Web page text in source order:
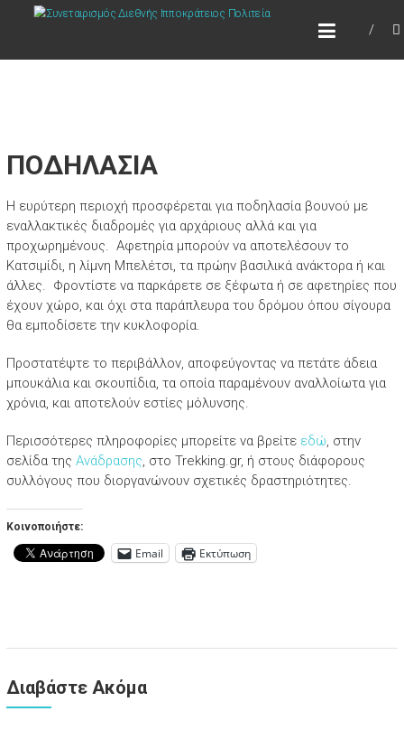
ΣΥΝΕΤΑΙΡΙΣΜΌΣ ΔΙΕΘΝΉΣ
ΠΟΔΗΛΑΣΙΑ
H ευρύτερη περιοχή προσφέρεται για ποδηλασία βουνού με
εναλλακτικές διαδρομές για αρχάριους αλλά και για
προχωρημένους. Αφετηρία μπορούν να αποτελέσουν το
Κατσιμίδι, η λίμνη Μπελέτσι, τα πρώην βασιλικά ανάκτορα ή και
άλλες. Φροντίστε να παρκάρετε σε ξέφωτα ή σε αφετηρίες που
έχουν χώρο, και όχι στα παράπλευρα του δρόμου όπου σίγουρα
θα εμποδίσετε την κυκλοφορία.
Προστατέψτε το περιβάλλον, αποφεύγοντας να πετάτε άδεια
μπουκάλια και σκουπίδια, τα οποία παραμένουν αναλλοίωτα για
χρόνια, και αποτελούν εστίες μόλυνσης.
Περισσότερες πληροφορίες μπορείτε να βρείτε εδώ, στην
σελίδα της Ανάδρασης, στο Trekking.gr, ή στους διάφορους
συλλόγους που διοργανώνουν σχετικές δραστηριότητες.
Κοινοποιήστε:
Email Εκτύπωση
Διαβάστε Ακόμα